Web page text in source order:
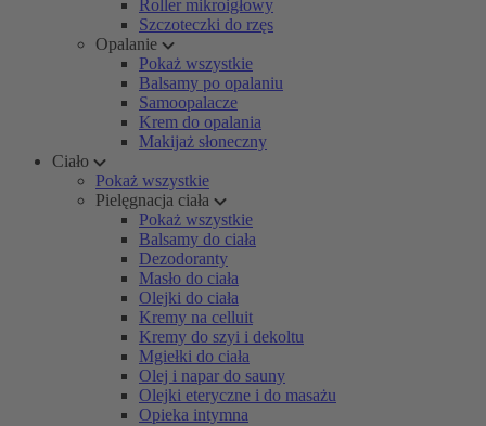
Roller mikroigłowy
Szczoteczki do rzęs
Opalanie
Pokaż wszystkie
Balsamy po opalaniu
Samoopalacze
Krem do opalania
Makijaż słoneczny
Ciało
Pokaż wszystkie
Pielęgnacja ciała
Pokaż wszystkie
Balsamy do ciała
Dezodoranty
Masło do ciała
Olejki do ciała
Kremy na celluit
Kremy do szyi i dekoltu
Mgiełki do ciała
Olej i napar do sauny
Olejki eteryczne i do masażu
Opieka intymna